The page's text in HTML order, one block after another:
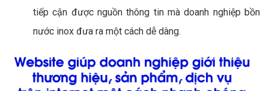
tiếp cận được nguồn thông tin mà doanh nghiệp bồn
nước inox đưa ra một cách dễ dàng.